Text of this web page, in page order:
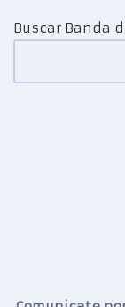
Buscar Banda